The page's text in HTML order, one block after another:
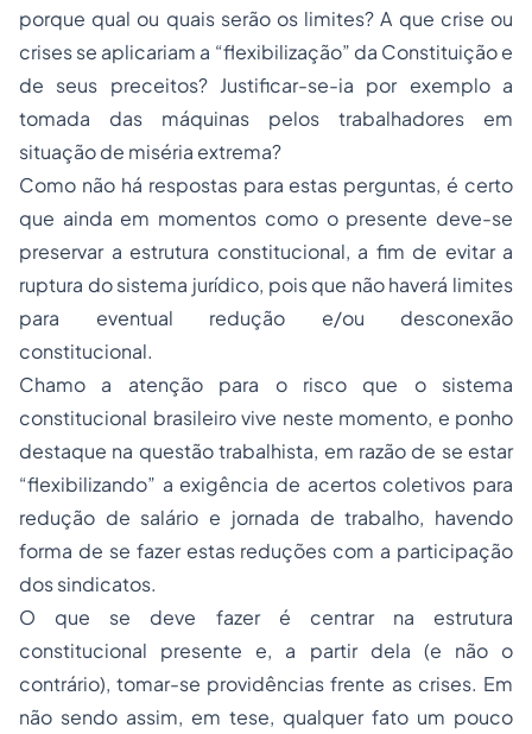
porque qual ou quais serão os limites? A que crise ou
crises se aplicariam a “flexibilização” da Constituição e
de seus preceitos? Justificar-se-ia por exemplo a
tomada das máquinas pelos trabalhadores em
situação de miséria extrema?
Como não há respostas para estas perguntas, é certo
que ainda em momentos como o presente deve-se
preservar a estrutura constitucional, a fim de evitar a
ruptura do sistema jurídico, pois que não haverá limites
para eventual redução e/ou desconexão
constitucional.
Chamo a atenção para o risco que o sistema
constitucional brasileiro vive neste momento, e ponho
destaque na questão trabalhista, em razão de se estar
“flexibilizando” a exigência de acertos coletivos para
redução de salário e jornada de trabalho, havendo
forma de se fazer estas reduções com a participação
dos sindicatos.
O que se deve fazer é centrar na estrutura
constitucional presente e, a partir dela (e não o
contrário), tomar-se providências frente as crises. Em
não sendo assim, em tese, qualquer fato um pouco